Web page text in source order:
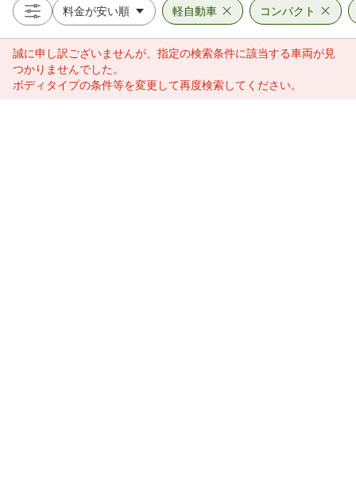
軽自動車 コンパクト
誠に申し訳ございませんが、指定の検索条件に該当する車両が見
つかりませんでした。
ボディタイプの条件等を変更して再度検索してください。